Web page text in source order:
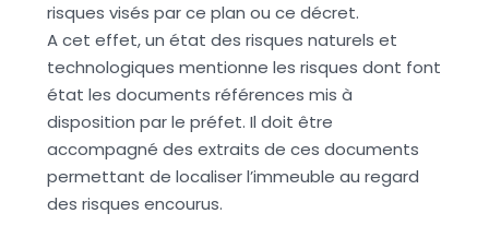
risques visés par ce plan ou ce décret.
A cet effet, un état des risques naturels et
technologiques mentionne les risques dont font
état les documents références mis à
disposition par le préfet. Il doit être
accompagné des extraits de ces documents
permettant de localiser l’immeuble au regard
des risques encourus.